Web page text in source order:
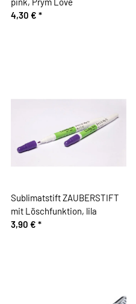
4,30 € *
Sublimatstift ZAUBERSTIFT
mit Löschfunktion, lila
3,90 € *